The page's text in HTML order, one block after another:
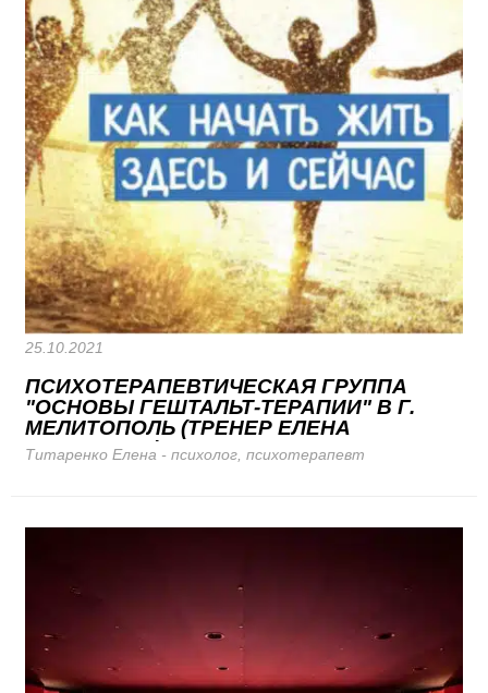
25.10.2021
ПСИХОТЕРАПЕВТИЧЕСКАЯ ГРУППА
"ОСНОВЫ ГЕШТАЛЬТ-ТЕРАПИИ" В Г.
МЕЛИТОПОЛЬ (ТРЕНЕР ЕЛЕНА
ТИТАРЕНКО)
Титаренко Елена - психолог, психотерапевт